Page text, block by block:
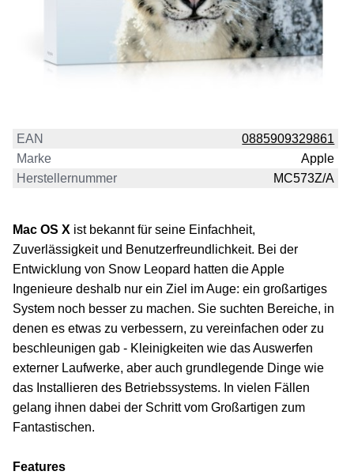
EAN
0885909329861
Marke
Apple
Herstellernummer
MC573Z/A
Mac OS X ist bekannt für seine Einfachheit,
Zuverlässigkeit und Benutzerfreundlichkeit. Bei der
Entwicklung von Snow Leopard hatten die Apple
Ingenieure deshalb nur ein Ziel im Auge: ein großartiges
System noch besser zu machen. Sie suchten Bereiche, in
denen es etwas zu verbessern, zu vereinfachen oder zu
beschleunigen gab - Kleinigkeiten wie das Auswerfen
externer Laufwerke, aber auch grundlegende Dinge wie
das Installieren des Betriebssystems. In vielen Fällen
gelang ihnen dabei der Schritt vom Großartigen zum
Fantastischen.
Features